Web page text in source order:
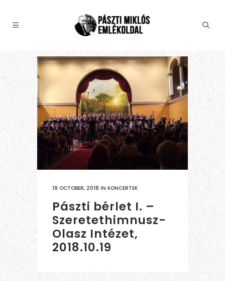
19 OCTOBER, 2018 IN KONCERTEK
Pászti bérlet I. –
Szeretethimnusz-
Olasz Intézet,
2018.10.19